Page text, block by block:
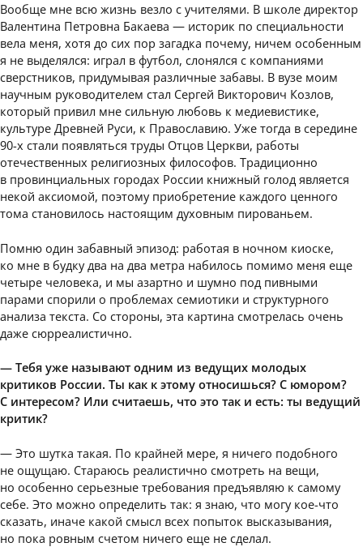
Вообще мне всю жизнь везло с учителями. В школе директор
Валентина Петровна Бакаева — историк по специальности
вела меня, хотя до сих пор загадка почему, ничем особенным
я не выделялся: играл в футбол, слонялся с компаниями
сверстников, придумывая различные забавы. В вузе моим
научным руководителем стал Сергей Викторович Козлов,
который привил мне сильную любовь к медиевистике,
культуре Древней Руси, к Православию. Уже тогда в середине
90-х стали появляться труды Отцов Церкви, работы
отечественных религиозных философов. Традиционно
в провинциальных городах России книжный голод является
некой аксиомой, поэтому приобретение каждого ценного
тома становилось настоящим духовным пированьем.
Помню один забавный эпизод: работая в ночном киоске,
ко мне в будку два на два метра набилось помимо меня еще
четыре человека, и мы азартно и шумно под пивными
парами спорили о проблемах семиотики и структурного
анализа текста. Со стороны, эта картина смотрелась очень
даже сюрреалистично.
— Тебя уже называют одним из ведущих молодых
критиков России. Ты как к этому относишься? С юмором?
С интересом? Или считаешь, что это так и есть: ты ведущий
критик?
— Это шутка такая. По крайней мере, я ничего подобного
не ощущаю. Стараюсь реалистично смотреть на вещи,
но особенно серьезные требования предъявляю к самому
себе. Это можно определить так: я знаю, что могу кое-что
сказать, иначе какой смысл всех попыток высказывания,
но пока ровным счетом ничего еще не сделал.